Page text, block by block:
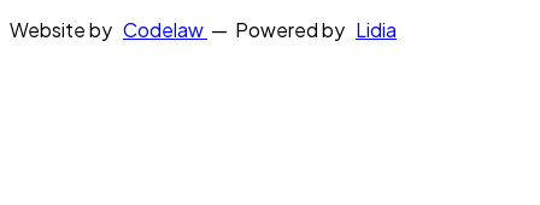
Website by Codelaw — Powered by Lidia